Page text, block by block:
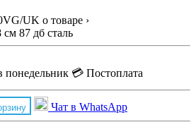
UK о товаре ›
см 87 дб сталь
понедельник 💳 Постоплата
Чат в WhatsApp